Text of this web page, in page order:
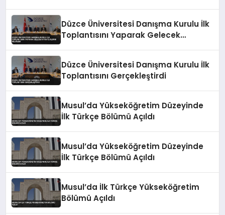
Düzce Üniversitesi Danışma Kurulu İlk
Toplantısını Yaparak Gelecek
Düzce Üniversitesi Danışma Kurulu İlk
Toplantısını Gerçekleştirdi
Musul’da Yükseköğretim Düzeyinde
İlk Türkçe Bölümü Açıldı
Musul’da Yükseköğretim Düzeyinde
İlk Türkçe Bölümü Açıldı
Musul’da İlk Türkçe Yükseköğretim
Bölümü Açıldı